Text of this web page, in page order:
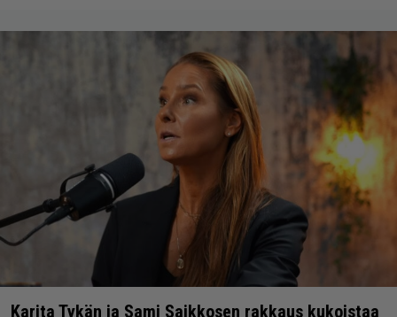
Karita Tykän ja Sami Saikkosen rakkaus kukoistaa